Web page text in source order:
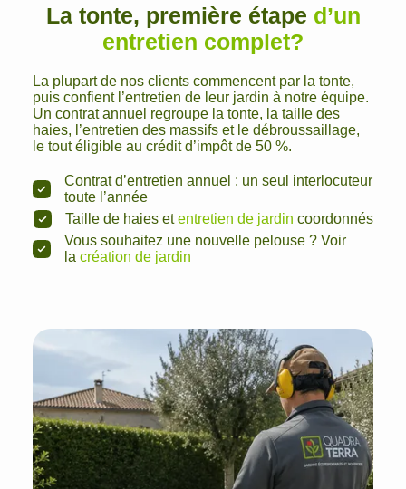
La tonte, première étape d’un
entretien complet?
La plupart de nos clients commencent par la tonte,
puis confient l’entretien de leur jardin à notre équipe.
Un contrat annuel regroupe la tonte, la taille des
haies, l’entretien des massifs et le débroussaillage,
le tout éligible au crédit d’impôt de 50 %.
Contrat d’entretien annuel : un seul interlocuteur
toute l’année
Taille de haies etentretien de jardin coordonnés
Vous souhaitez une nouvelle pelouse ? Voir
la création de jardin